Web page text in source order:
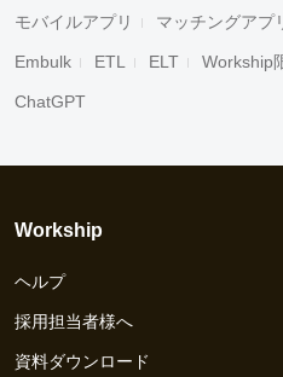
モバイルアプリ マッチングアプ
Embulk ETL ELT Workship
ChatGPT
Workship
ヘルプ
採用担当者様へ
資料ダウンロード